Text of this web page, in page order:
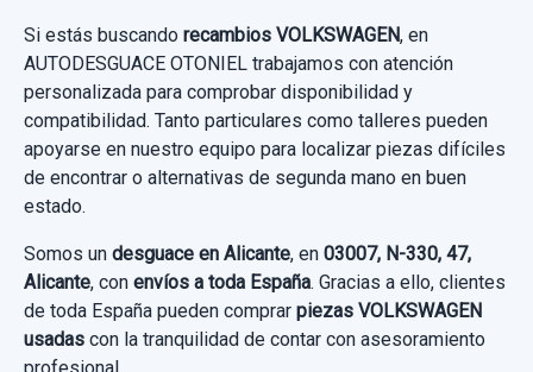
Ref:1034880 OEM:3Q0407272C
62,80 €
Sin IVA, gastos de envío no incluidos.
Ref:1034865 OEM:5QH614105D
52,06 €
Sin IVA, gastos de envío no incluidos.
Si estás buscando recambios VOLKSWAGEN, en
AUTODESGUACE OTONIEL trabajamos con atención
personalizada para comprobar disponibilidad y
compatibilidad. Tanto particulares como talleres pueden
apoyarse en nuestro equipo para localizar piezas difíciles
de encontrar o alternativas de segunda mano en buen
estado.
Somos un desguace en Alicante, en 03007, N-330, 47,
Alicante, con envíos a toda España. Gracias a ello, clientes
de toda España pueden comprar piezas VOLKSWAGEN
usadas con la tranquilidad de contar con asesoramiento
profesional.